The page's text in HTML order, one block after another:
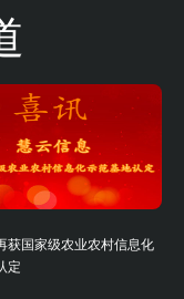
获国家级农业农村信息化
定